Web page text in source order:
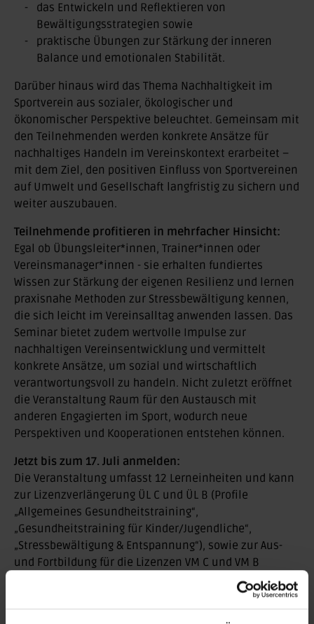
das Entwickeln und Reflektieren von
Bewältigungsstrategien sowie
praktische Übungen zur Stärkung der inneren
Balance und emotionalen Stabilität.
Darüber hinaus wird das Thema Nachhaltigkeit im
Sportverein aus sozialer, ökologischer und
ökonomischer Perspektive beleuchtet. Gemeinsam mit
den Teilnehmenden werden konkrete Ansätze für
nachhaltiges Handeln im Vereinskontext erarbeitet –
mit dem Ziel, den positiven Einfluss von Sportvereinen
auf Umwelt und Gesellschaft langfristig zu sichern und
weiter auszubauen.
Teilnehmende profitieren in mehrfacher Hinsicht:
Egal ob Übungsleiter*innen, Trainer*innen oder
Vereinsmanager*innen - sie erhalten fundiertes
Wissen zur Stärkung der eigenen Resilienz und lernen
praxisnahe Methoden zur Stressbewältigung kennen,
die sich leicht im Vereinsalltag anwenden lassen. Das
Seminar bietet zudem wertvolle Impulse zur
nachhaltigen Vereinsentwicklung und vermittelt
konkrete Ansätze, um sozial und wirtschaftlich
verantwortungsvoll zu handeln. Nicht zuletzt eröffnet
die Veranstaltung Raum für den Austausch mit
anderen Engagierten im Sport, wodurch neue
Perspektiven und Kooperationen entstehen können.
Jetzt bis zum 17. Juli anmelden:
Die Veranstaltung umfasst 12 Lerneinheiten und kann
zur Lizenzverlängerung ÜL C und ÜL B (Profile
„Allgemeines Gesundheitstraining“,
„Gesundheitstraining für Kinder/Jugendliche“,
„Stressbewältigung & Entspannung“), sowie zur Aus-
und Fortbildung für die Lizenzen VM C und VM B
genutzt werden. Die Teilnahmegebühr beträgt für
Meldeschluss ist der 17. Juli 2025.